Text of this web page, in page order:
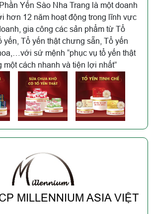
Yến Sào Nha Trang là một doanh
hơn 12 năm hoạt động trong lĩnh vực
gia công các sản phẩm từ Tổ
yến, Tổ yến thật chưng sẵn, Tổ yến
sứ mệnh “phục vụ tổ yến thật
một cách nhanh và tiện lợi nhất”
MILLENNIUM ASIA VIỆT